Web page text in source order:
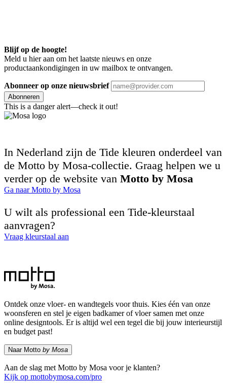
Blijf op de hoogte!
Meld u hier aan om het laatste nieuws en onze
productaankondigingen in uw mailbox te ontvangen.
Abonneer op onze nieuwsbrief
Abonneren
This is a danger alert—check it out!
In Nederland zijn de Tide kleuren onderdeel van
de Motto by Mosa-collectie. Graag helpen we u
verder op de website van Motto by Mosa
Ga naar Motto by Mosa
U wilt als professional een Tide-kleurstaal
aanvragen?
Vraag kleurstaal aan
Ontdek onze vloer- en wandtegels voor thuis. Kies één van onze
woonsferen en stel je eigen badkamer of vloer samen met onze
online designtools. Er is altijd wel een tegel die bij jouw interieurstijl
en budget past!
Naar Motto by Mosa
Aan de slag met Motto by Mosa voor je klanten?
Kijk op mottobymosa.com/pro